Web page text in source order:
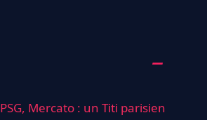
PSG, Mercato : un Titi parisien